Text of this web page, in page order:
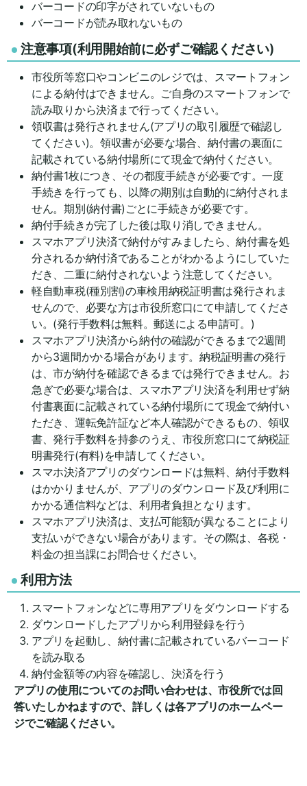
バーコードの印字がされていないもの
バーコードが読み取れないもの
注意事項(利用開始前に必ずご確認ください)
市役所等窓口やコンビニのレジでは、スマートフォン
による納付はできません。ご自身のスマートフォンで
読み取りから決済まで行ってください。
領収書は発行されません(アプリの取引履歴で確認し
てください)。領収書が必要な場合、納付書の裏面に
記載されている納付場所にて現金で納付ください。
納付書1枚につき、その都度手続きが必要です。一度
手続きを行っても、以降の期別は自動的に納付されま
せん。期別(納付書)ごとに手続きが必要です。
納付手続きが完了した後は取り消しできません。
スマホアプリ決済で納付がすみましたら、納付書を処
分されるか納付済であることがわかるようにしていた
だき、二重に納付されないよう注意してください。
軽自動車税(種別割)の車検用納税証明書は発行されま
せんので、必要な方は市役所窓口にて申請してくださ
い。(発行手数料は無料。郵送による申請可。)
スマホアプリ決済から納付の確認ができるまで2週間
から3週間かかる場合があります。納税証明書の発行
は、市が納付を確認できるまでは発行できません。お
急ぎで必要な場合は、スマホアプリ決済を利用せず納
付書裏面に記載されている納付場所にて現金で納付い
ただき、運転免許証など本人確認ができるもの、領収
書、発行手数料を持参のうえ、市役所窓口にて納税証
明書発行(有料)を申請してください。
スマホ決済アプリのダウンロードは無料、納付手数料
はかかりませんが、アプリのダウンロード及び利用に
かかる通信料などは、利用者負担となります。
スマホアプリ決済は、支払可能額が異なることにより
支払いができない場合があります。その際は、各税・
料金の担当課にお問合せください。
利用方法
スマートフォンなどに専用アプリをダウンロードする
ダウンロードしたアプリから利用登録を行う
アプリを起動し、納付書に記載されているバーコード
を読み取る
納付金額等の内容を確認し、決済を行う
アプリの使用についてのお問い合わせは、市役所では回
答いたしかねますので、詳しくは各アプリのホームペー
ジでご確認ください。